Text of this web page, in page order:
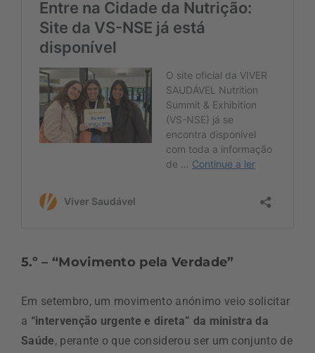
5.º – “Movimento pela Verdade”
Em setembro, um movimento anónimo veio solicitar
a “intervenção urgente e direta” da ministra da
Saúde, perante o que considerou ser um conjunto de